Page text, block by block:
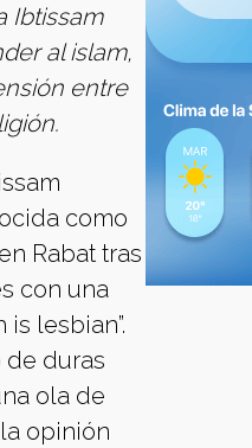
Ibtissam
al islam,
entre
como
Rabat tras
con una
lesbian”.
de duras
ola de
opinión